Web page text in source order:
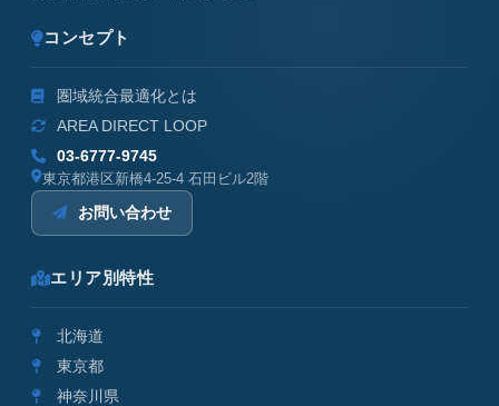
コンセプト
圏域統合最適化とは
AREA DIRECT LOOP
03-6777-9745
東京都港区新橋4-25-4 石田ビル2階
お問い合わせ
エリア別特性
北海道
東京都
神奈川県